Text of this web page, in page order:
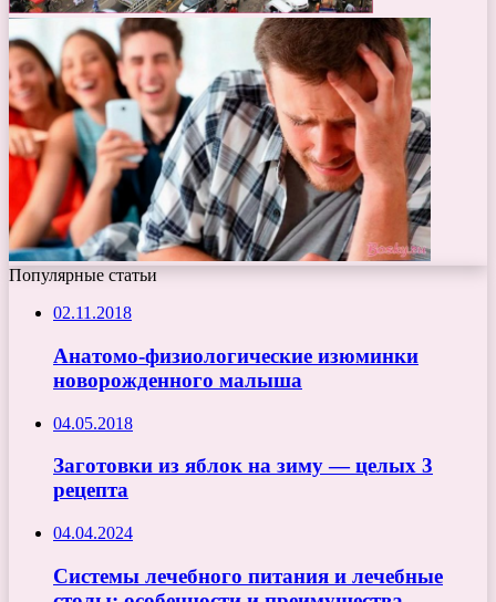
Популярные статьи
02.11.2018
Анатомо-физиологические изюминки
новорожденного малыша
04.05.2018
Заготовки из яблок на зиму — целых 3
рецепта
04.04.2024
Системы лечебного питания и лечебные